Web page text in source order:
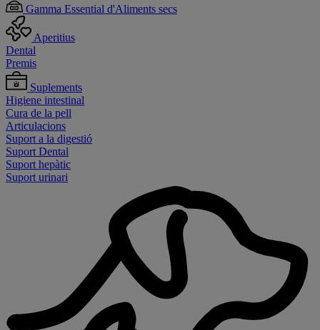
Gamma Essential d'Aliments secs
Aperitius
Dental
Premis
Suplements
Higiene intestinal
Cura de la pell
Articulacions
Suport a la digestió
Suport Dental
Suport hepàtic
Suport urinari